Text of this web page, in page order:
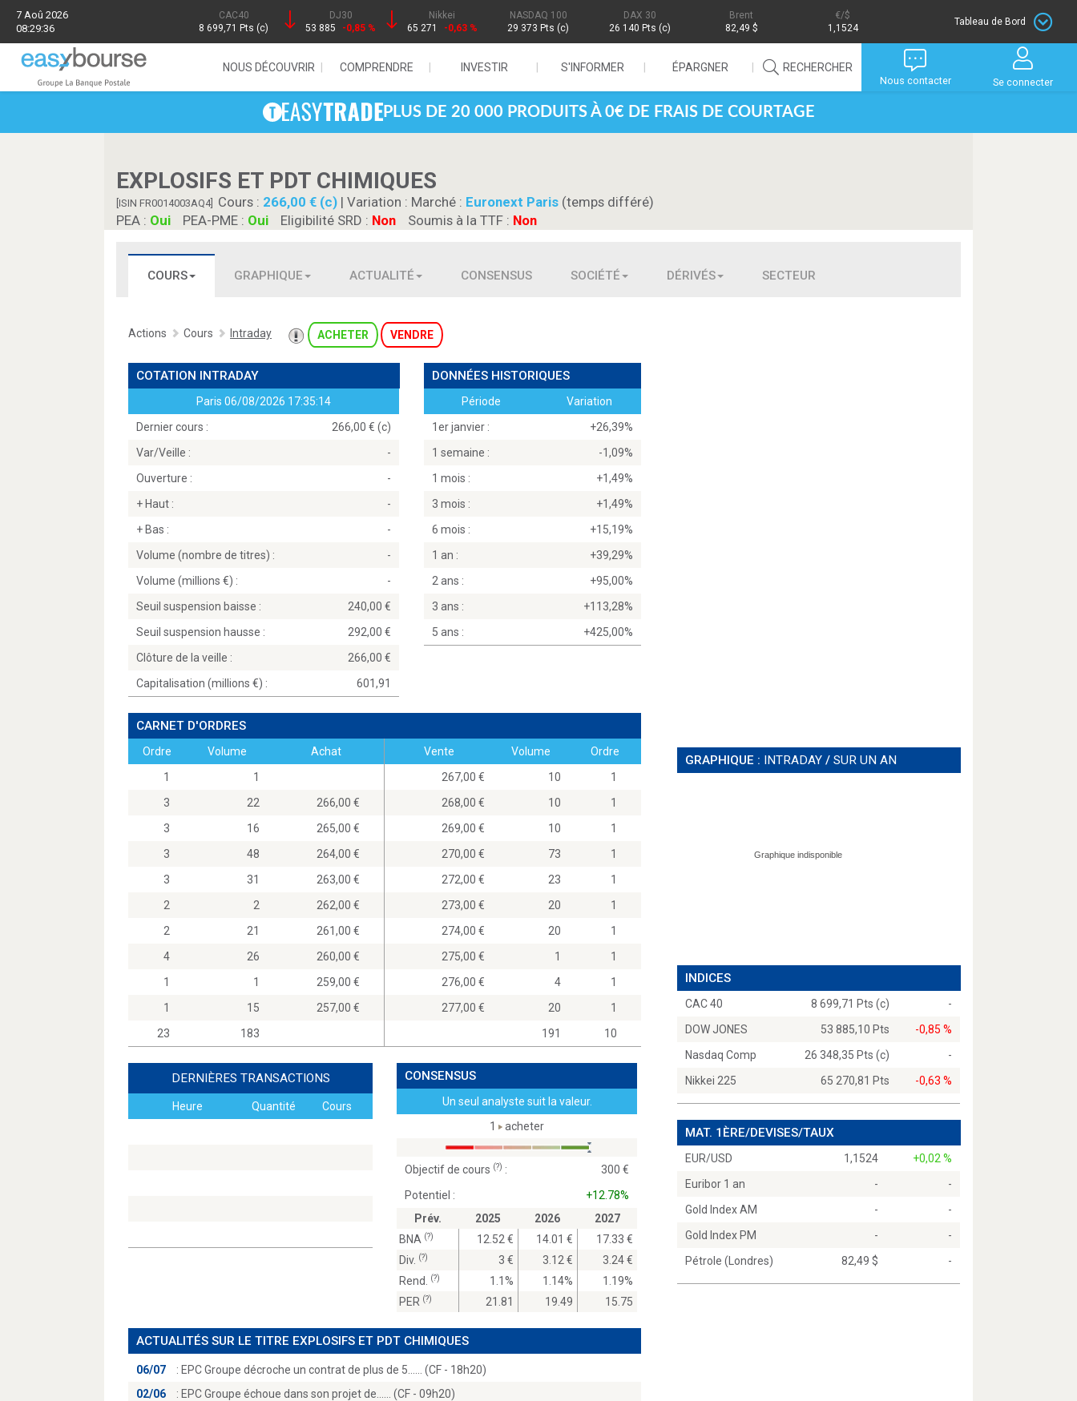
7 Aoû 2026
08:29:36
CAC40
8 699,71 Pts (c)
DJ30
53 885
-0,85 %
Nikkei
65 271
-0,63 %
NASDAQ 100
29 373 Pts (c)
DAX 30
26 140 Pts (c)
Brent
82,49 $
/$
1,1524
Tableau de Bord
NOUS DÉCOUVRIR COMPRENDRE INVESTIR S'INFORMER ÉPARGNER RECHERCHER
Nous contacter Se connecter
PLUS DE 20 000 PRODUITS À 0€ DE FRAIS DE COURTAGE
EXPLOSIFS ET PDT CHIMIQUES
[ISIN FR0014003AQ4] Cours : 266,00 € (c) | Variation : Marché : Euronext Paris (temps différé)
PEA : Oui PEA-PME : Oui Eligibilité SRD : Non Soumis à la TTF : Non
COURS GRAPHIQUE ACTUALITÉ CONSENSUS SOCIÉTÉ DÉRIVÉS SECTEUR
Actions Cours Intraday ACHETER VENDRE
COTATION INTRADAY
Paris 06/08/2026 17:35:14
Dernier cours :
266,00 € (c)
Var/Veille :
-
Ouverture :
-
+ Haut :
-
+ Bas :
-
Volume (nombre de titres) :
-
Volume (millions
) :
-
Seuil suspension baisse :
240,00
Seuil suspension hausse :
292,00
Clôture de la veille :
266,00
Capitalisation (millions
) : 601,91
DONNÉES HISTORIQUES
Période
Variation
1er janvier :
+26,39%
1 semaine :
-1,09%
1 mois :
+1,49%
3 mois :
+1,49%
6 mois :
+15,19%
1 an :
+39,29%
2 ans :
+95,00%
3 ans :
+113,28%
5 ans :
+425,00%
CARNET D'ORDRES
Ordre Volume
Achat
1
1
3
22
266,00
3
16
265,00
3
48
264,00
3
31
263,00
2
2
262,00
2
21
261,00
4
26
260,00
1
1
259,00
1
15
257,00
23
183
Vente Volume
Ordre
267,00
10
1
268,00
10
1
269,00
10
1
270,00
73
1
272,00
23
1
273,00
20
1
274,00
20
1
275,00
1
1
276,00
4
1
277,00
20
1
191
10
DERNIÈRES TRANSACTIONS
Heure Quantité Cours
CONSENSUS
Un seul analyste suit la valeur.
1 acheter
Objectif de cours (?) :
300
Potentiel :
+12.78%
Prév.
2025 2026
2027
BNA (?) 12.52 14.01
17.33
Div. (?) 3 3.12
3.24
Rend.
(?) 1.1% 1.14%
1.19%
PER (?) 21.81 19.49 15.75
ACTUALITÉS SUR LE TITRE EXPLOSIFS ET PDT CHIMIQUES
06/07 : EPC Groupe décroche un contrat de plus de 5...… (CF - 18h20)
02/06
: EPC Groupe échoue dans son projet de...… (CF - 09h20)
GRAPHIQUE : INTRADAY /SUR UN AN
INDICES
CAC 40 8 699,71 Pts (c)
-
DOW JONES
53 885,10 Pts
-0,85 %
Nasdaq Comp
26 348,35 Pts (c)
-
Nikkei 225
65 270,81 Pts -0,63 %
MAT. 1ÈRE/DEVISES/TAUX
EUR/USD 1,1524
+0,02 %
Euribor 1 an
-
-
Gold Index AM
-
-
Gold Index PM
-
-
Pétrole (Londres)
82,49 $ -